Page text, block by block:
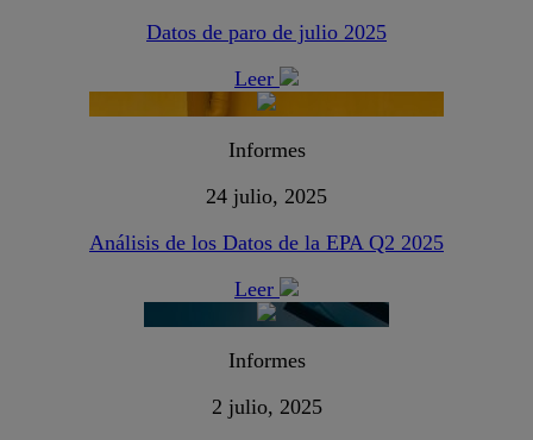
Datos de paro de julio 2025
Leer
Informes
24 julio, 2025
Análisis de los Datos de la EPA Q2 2025
Leer
Informes
2 julio, 2025